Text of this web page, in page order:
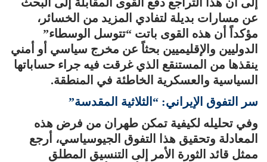
عن مسارات بديلة لتفادي المزيد من الخسائر،
مؤكداً أن هذه القوى باتت “تتوسل الوسطاء”
الدوليين والإقليميين بحثاً عن مخرج سياسي أو أمني
ينقذها من المستنقع الذي غرقت فيه جراء حساباتها
السياسية والعسكرية الخاطئة في المنطقة.
سر التفوق الإيراني: “الثلاثية المقدسة”
وفي تحليله لكيفية تمكن طهران من فرض هذه
المعادلة وتحقيق هذا التفوق الجيوسياسي، أرجع
ممثل قائد الثورة الأمر إلى التنسيق المطلق